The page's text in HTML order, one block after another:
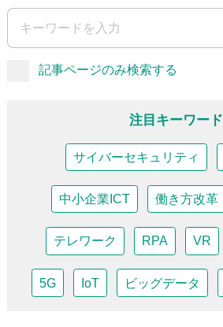
記事ページのみ検索する
注目キーワード
サイバーセキュリティ
中小企業ICT 働き方改革
テレワーク RPA VR
5G IoT ビッグデータ